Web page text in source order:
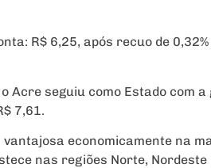
R$ 6,25, após recuo de
Acre seguiu como Estado com
7,61.
vantajosa economicamente na
nas regiões Norte, Nordeste